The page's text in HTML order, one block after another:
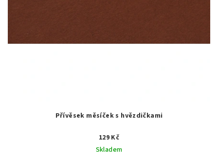
Přívěsek měsíček s hvězdičkami
129 Kč
Skladem